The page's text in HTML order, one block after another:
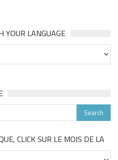
YOUR LANGUAGE
CLICK SUR LE MOIS DE LA